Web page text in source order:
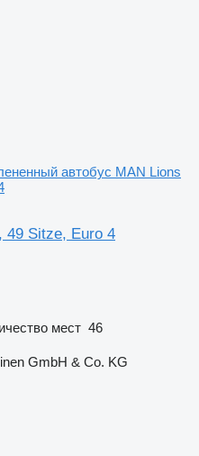
автобус MAN Lions
49 Sitze, Euro 4
мест 46
GmbH & Co. KG